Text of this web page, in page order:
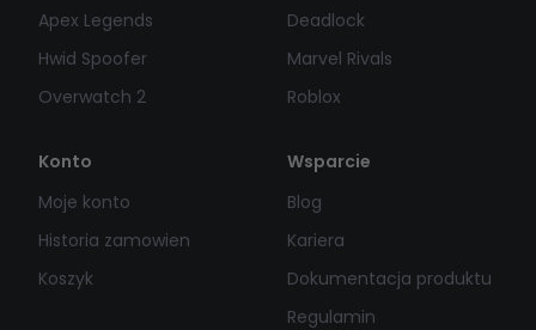
Apex Legends
Hwid Spoofer
Overwatch 2
Deadlock
Marvel Rivals
Roblox
Konto
Moje konto
Historia zamowien
Koszyk
Wsparcie
Blog
Kariera
Dokumentacja produktu
Regulamin